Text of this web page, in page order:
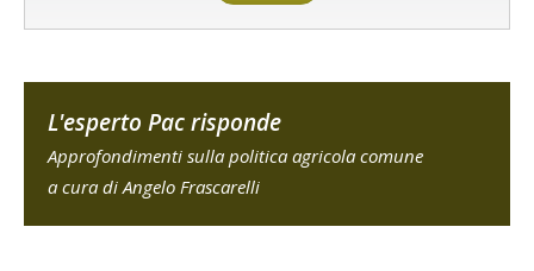
L'esperto Pac risponde
Approfondimenti sulla politica agricola comune
a cura di Angelo Frascarelli